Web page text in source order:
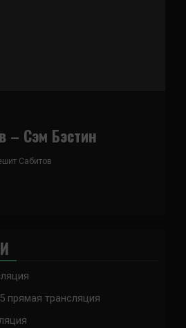
– Сэм Бэстин
Сабитов
прямая трансляция